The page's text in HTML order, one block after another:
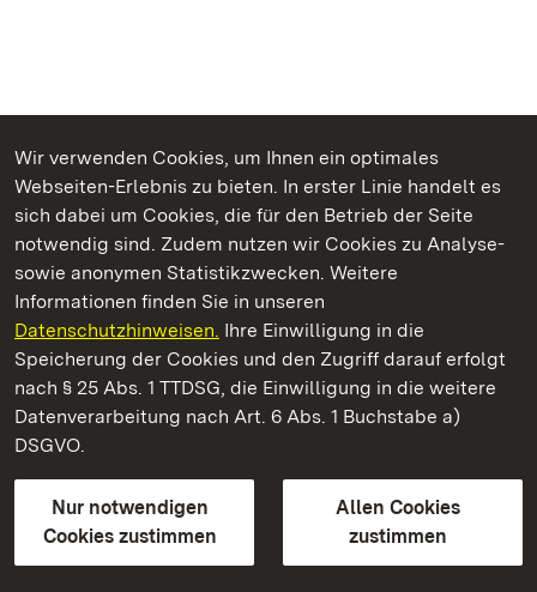
Wir verwenden Cookies, um Ihnen ein optimales
Webseiten-Erlebnis zu bieten. In erster Linie handelt es
sich dabei um Cookies, die für den Betrieb der Seite
notwendig sind. Zudem nutzen wir Cookies zu Analyse-
sowie anonymen Statistikzwecken. Weitere
Informationen finden Sie in unseren
Datenschutzhinweisen. Ihre Einwilligung in die
Speicherung der Cookies und den Zugriff darauf erfolgt
nach § 25 Abs. 1 TTDSG, die Einwilligung in die weitere
Datenverarbeitung nach Art. 6 Abs. 1 Buchstabe a)
DSGVO.
Nur notwendigen
Cookies zustimmen
Allen Cookies
zustimmen
Kommen. Staunen. Genießen.
Staatliche Schlösser und Gärten Baden‑Württemberg
Staatliche Schlösser und Gärten Baden-Württemberg
Kontakt
GebärdenspracheLeichte Sprache
Erklärung zur Barrierefreiheit
BITV-konform (geprüfte Seiten)